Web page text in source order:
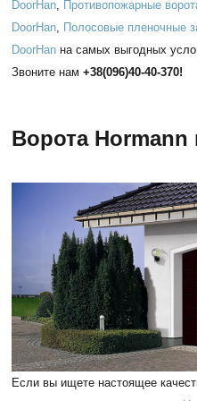
DoorHan, Противопожарные
DoorHan, Полосовые пленочные
DoorHan на самых выгодных
Звоните нам +38(096)40-40-370!
Ворота
Если вы ищете настоящее